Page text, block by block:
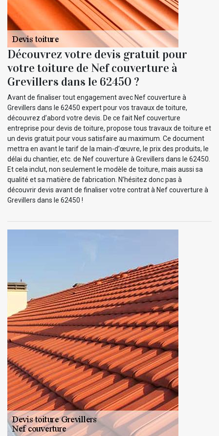
Découvrez votre devis gratuit pour
votre toiture de Nef couverture à
Grevillers dans le 62450 ?
Avant de finaliser tout engagement avec Nef couverture à
Grevillers dans le 62450 expert pour vos travaux de toiture,
découvrez d’abord votre devis. De ce fait Nef couverture
entreprise pour devis de toiture, propose tous travaux de toiture et
un devis gratuit pour vous satisfaire au maximum. Ce document
mettra en avant le tarif de la main-d’œuvre, le prix des produits, le
délai du chantier, etc. de Nef couverture à Grevillers dans le 62450.
Et cela inclut, non seulement le modèle de toiture, mais aussi sa
qualité et sa matière de fabrication. N’hésitez donc pas à
découvrir devis avant de finaliser votre contrat à Nef couverture à
Grevillers dans le 62450 !